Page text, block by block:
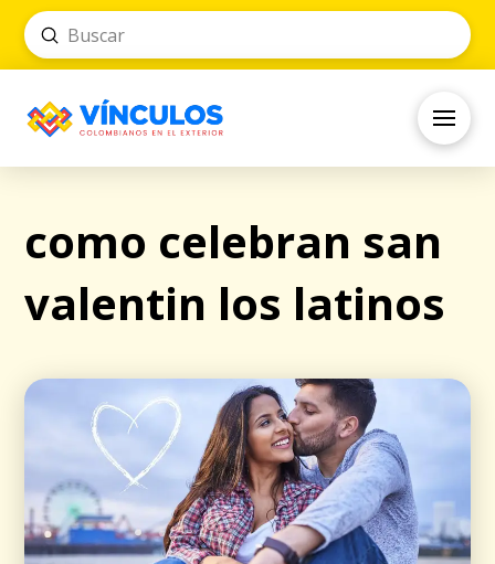
Search
Submit
como celebran san
valentin los latinos